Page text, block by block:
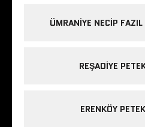
ÜMRANIYE NECIP
REŞADIYE
ERENKÖY